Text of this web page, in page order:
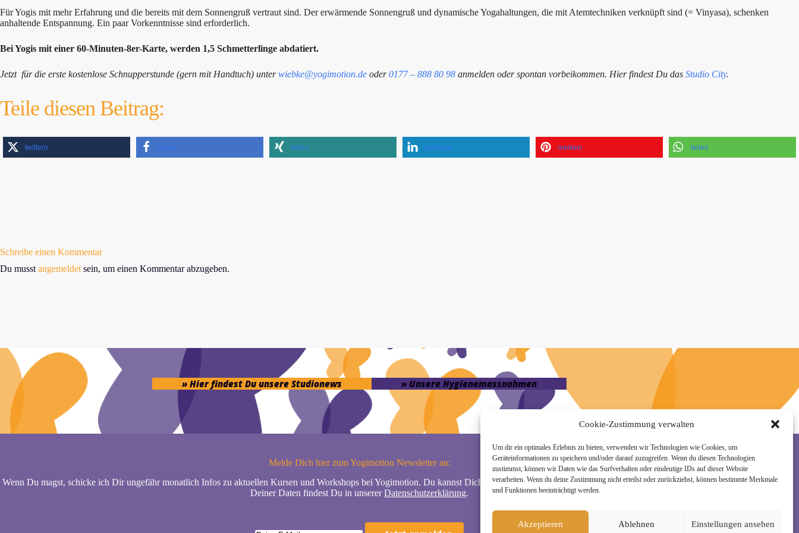
Cookie-Zustimmung verwalten
Um dir ein optimales Erlebnis zu bieten, verwenden wir Technologien wie Cookies, um
Geräteinformationen zu speichern und/oder darauf zuzugreifen. Wenn du diesen Technologien
zustimmst, können wir Daten wie das Surfverhalten oder eindeutige IDs auf dieser Website
verarbeiten. Wenn du deine Zustimmung nicht erteilst oder zurückziehst, können bestimmte Merkmale
und Funktionen beeinträchtigt werden.
Akzeptieren Ablehnen Einstellungen ansehen
Für Yogis mit mehr Erfahrung und die bereits mit dem Sonnengruß vertraut sind. Der erwärmende Sonnengruß und dynamische Yogahaltungen, die mit Atemtechniken verknüpft sind (= Vinyasa), schenken
anhaltende Entspannung. Ein paar Vorkenntnisse sind erforderlich.
Bei Yogis mit einer 60-Minuten-8er-Karte, werden 1,5 Schmetterlinge abdatiert.
Jetzt für die erste kostenlose Schnupperstunde (gern mit Handtuch) unterwiebke@yogimotion.de oder0177 – 888 80 98 anmelden oder spontan vorbeikommen. Hier findest Du das Studio City.
Teile diesen Beitrag:
twittern teilen teilen mitteilen merken teilen
Schreibe einen Kommentar
Du musst angemeldet sein, um einen Kommentar abzugeben.
» Hier findest Du unsere Studionews » Unsere Hygienemassnahmen
Melde Dich hier zum Yogimotion Newsletter an:
Wenn Du magst, schicke ich Dir ungefähr monatlich Infos zu aktuellen Kursen und Workshops bei Yogimotion. Du kannst Dich natürlich jederzeit wieder abmelden. Alle Details zur Nutzung
Deiner Daten findest Du in unsererDatenschutzerklärung.